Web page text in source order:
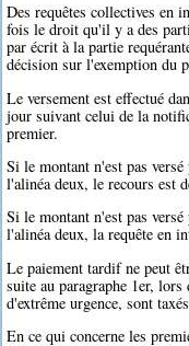
Des requêtes collectives en
fois le droit qu'il y a des
par écrit à la partie
décision sur l'exemption du
Le versement est effectué
jour suivant celui de la
premier.
Si le montant n'est pas
l'alinéa deux, le recours est
Si le montant n'est pas
l'alinéa deux, la requête en
Le paiement tardif ne peut
suite au paragraphe 1er,
d'extrême urgence, sont
En ce qui concerne les